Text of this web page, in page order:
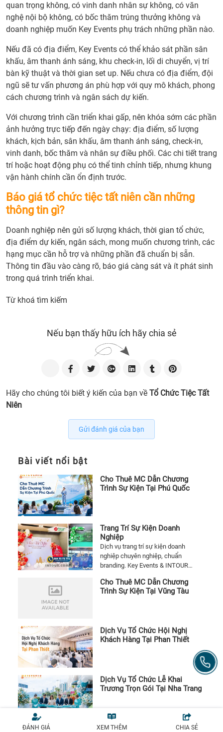
quan trọng không, có vinh danh nhân sự không, có văn
nghệ nội bộ không, có bốc thăm trúng thưởng không và
doanh nghiệp muốn Key Events phụ trách những phần nào.
Nếu đã có địa điểm, Key Events có thể khảo sát phần sân
khấu, âm thanh ánh sáng, khu check-in, lối di chuyển, vị trí
bàn kỹ thuật và thời gian set up. Nếu chưa có địa điểm, đội
ngũ sẽ tư vấn phương án phù hợp với quy mô khách, phong
cách chương trình và ngân sách dự kiến.
Với chương trình cần triển khai gấp, nên khóa sớm các phần
ảnh hưởng trực tiếp đến ngày chạy: địa điểm, số lượng
khách, kịch bản, sân khấu, âm thanh ánh sáng, check-in,
vinh danh, bốc thăm và nhân sự điều phối. Các chi tiết trang
trí hoặc hoạt động phụ có thể tinh chỉnh tiếp, nhưng khung
vận hành chính cần ổn định trước.
Báo giá tổ chức tiệc tất niên cần những
thông tin gì?
Doanh nghiệp nên gửi số lượng khách, thời gian tổ chức,
địa điểm dự kiến, ngân sách, mong muốn chương trình, các
hạng mục cần hỗ trợ và những phần đã chuẩn bị sẵn.
Thông tin đầu vào càng rõ, báo giá càng sát và ít phát sinh
trong quá trình triển khai.
Từ khoá tìm kiếm
Nếu bạn thấy hữu ích hãy chia sẻ
Hãy cho chúng tôi biết ý kiến của bạn về Tổ Chức Tiệc Tất
Niên
Gửi đánh giá của bạn
Bài viết nổi bật
Cho Thuê MC Dẫn Chương
Trình Sự Kiện Tại Phú Quốc
Trang Trí Sự Kiện Doanh
Nghiệp
Dịch vụ trang trí sự kiện doanh
nghiệp chuyên nghiệp, chuẩn
branding. Key Events & INTOUR
công trọn gói.
Cho Thuê MC Dẫn Chương
Trình Sự Kiện Tại Vũng Tàu
Dịch Vụ Tổ Chức Hội Nghị
Khách Hàng Tại Phan Thiết
Dịch Vụ Tổ Chức Lễ Khai
Trương Trọn Gói Tại Nha Trang
Dịch Vụ Tổ Chức Sự Kiện
ĐÁNH GIÁ XEM THÊM CHIA SẺ